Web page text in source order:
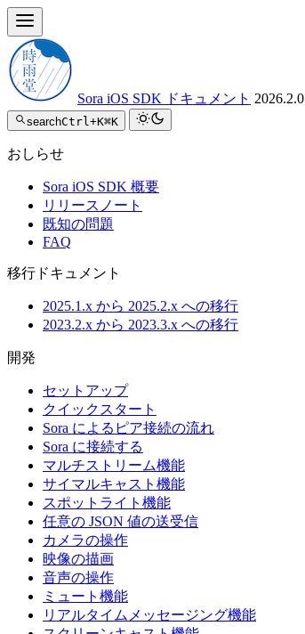
Sora iOS SDK ドキュメント 2026.2.0
searchCtrl+K⌘K
おしらせ
Sora iOS SDK 概要
リリースノート
既知の問題
FAQ
移行ドキュメント
2025.1.x から 2025.2.x への移行
2023.2.x から 2023.3.x への移行
開発
セットアップ
クイックスタート
Sora によるピア接続の流れ
Sora に接続する
マルチストリーム機能
サイマルキャスト機能
スポットライト機能
任意の JSON 値の送受信
カメラの操作
映像の描画
音声の操作
ミュート機能
リアルタイムメッセージング機能